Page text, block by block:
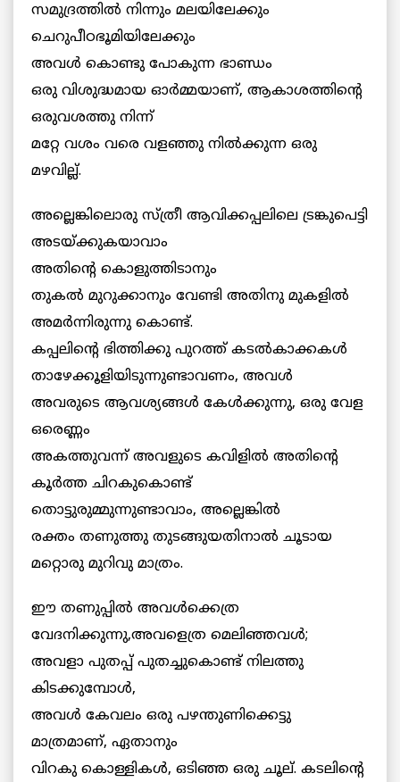
സമുദ്രത്തില്‍ നിന്നും മലയിലേക്കും
ചെറുപീഠഭൂമിയിലേക്കും
അവള്‍ കൊണ്ടു പോകുന്ന ഭാണ്ഡം
ഒരു വിശുദ്ധമായ ഓര്‍മ്മയാണ്, ആകാശത്തിന്റെ
ഒരുവശത്തു നിന്ന്
മറ്റേ വശം വരെ വളഞ്ഞു നില്‍ക്കുന്ന ഒരു
മഴവില്ല്.
അല്ലെങ്കിലൊരു സ്ത്രീ ആവിക്കപ്പലിലെ ട്രങ്കുപെട്ടി
അടയ്ക്കുകയാവാം
അതിന്റെ കൊളുത്തിടാനും
തുകല്‍ മുറുക്കാനും വേണ്ടി അതിനു മുകളില്‍
അമര്‍ന്നിരുന്നു കൊണ്ട്.
കപ്പലിന്റെ ഭിത്തിക്കു പുറത്ത് കടല്‍കാക്കകള്‍
താഴേക്കൂളിയിടുന്നുണ്ടാവണം, അവള്‍
അവരുടെ ആവശ്യങ്ങള്‍ കേള്‍ക്കുന്നു, ഒരു വേള
ഒരെണ്ണം
അകത്തുവന്ന് അവളുടെ കവിളില്‍ അതിന്റെ
കൂര്‍ത്ത ചിറകുകൊണ്ട്
തൊട്ടുരുമ്മുന്നുണ്ടാവാം, അല്ലെങ്കില്‍
രക്തം തണുത്തു തുടങ്ങുയതിനാല്‍ ചൂടായ
മറ്റൊരു മുറിവു മാത്രം.
ഈ തണുപ്പില്‍ അവള്‍ക്കെത്ര
വേദനിക്കുന്നു,അവളെത്ര മെലിഞ്ഞവള്‍;
അവളാ പുതപ്പ് പുതച്ചുകൊണ്ട് നിലത്തു
കിടക്കുമ്പോള്‍,
അവള്‍ കേവലം ഒരു പഴന്തുണിക്കെട്ടു
മാത്രമാണ്, ഏതാനും
വിറകു കൊള്ളികള്‍, ഒടിഞ്ഞ ഒരു ചൂല്. കടലിന്റെ